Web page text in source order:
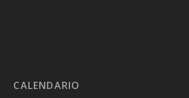
CALENDARIO